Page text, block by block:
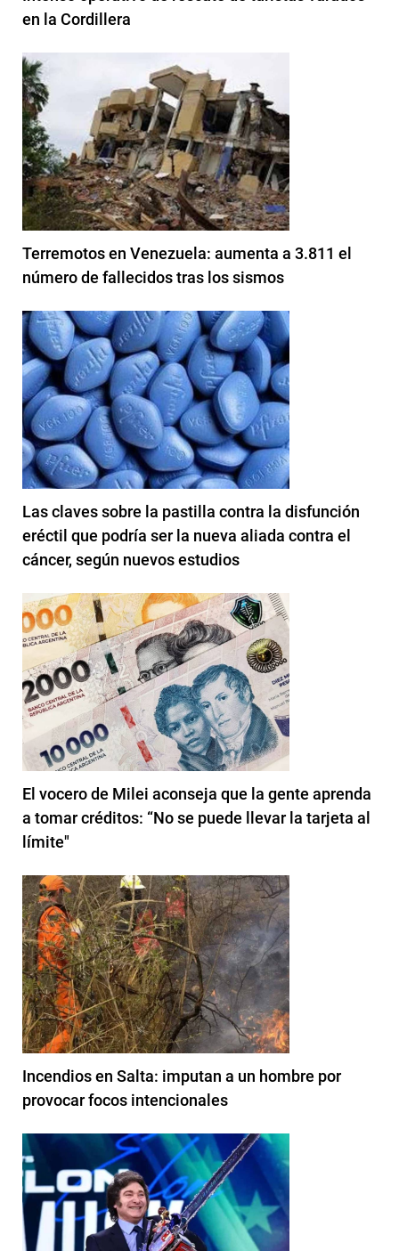
en la Cordillera
Terremotos en Venezuela: aumenta a 3.811 el
número de fallecidos tras los sismos
Las claves sobre la pastilla contra la disfunción
eréctil que podría ser la nueva aliada contra el
cáncer, según nuevos estudios
El vocero de Milei aconseja que la gente aprenda
a tomar créditos: “No se puede llevar la tarjeta al
límite"
Incendios en Salta: imputan a un hombre por
provocar focos intencionales